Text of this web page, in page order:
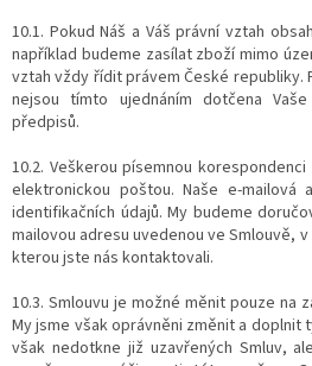
10.1. Pokud Náš a Váš právní vztah
například budeme zasílat zboží mimo
vztah vždy řídit právem České
nejsou tímto ujednáním dotčena
předpisů.
10.2. Veškerou písemnou
elektronickou poštou. Naše e-mailová
identifikačních údajů. My budeme
mailovou adresu uvedenou ve Smlouvě,
kterou jste nás kontaktovali.
10.3. Smlouvu je možné měnit pouze na
My jsme však oprávněni změnit a doplnit
však nedotkne již uzavřených Smluv,